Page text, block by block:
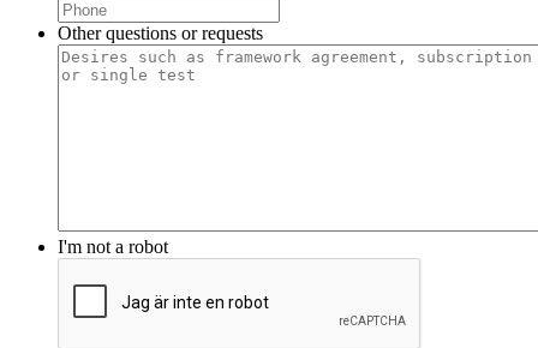
Other questions or requests
I'm not a robot